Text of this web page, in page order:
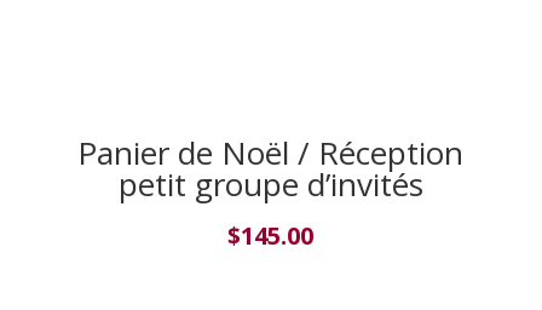
Panier de Noël / Réception
petit groupe d’invités
$145.00